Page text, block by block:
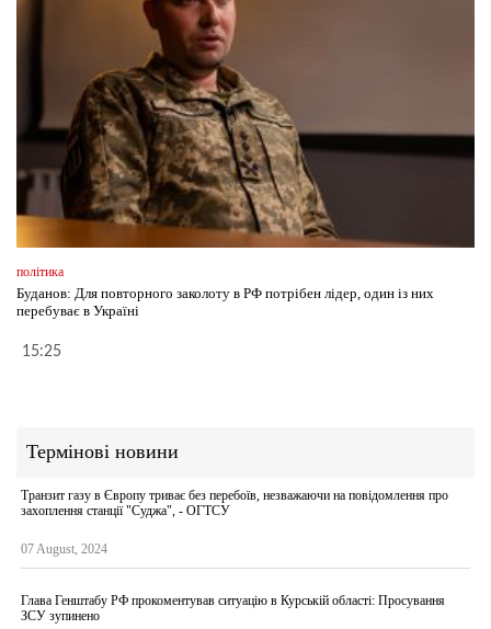
політика
Буданов: Для повторного заколоту в РФ потрібен лідер, один із них
перебуває в Україні
15:25
Термінові новини
Транзит газу в Європу триває без перебоїв, незважаючи на повідомлення про
захоплення станції "Суджа", - ОГТСУ
07 August, 2024
Глава Генштабу РФ прокоментував ситуацію в Курській області: Просування
ЗСУ зупинено